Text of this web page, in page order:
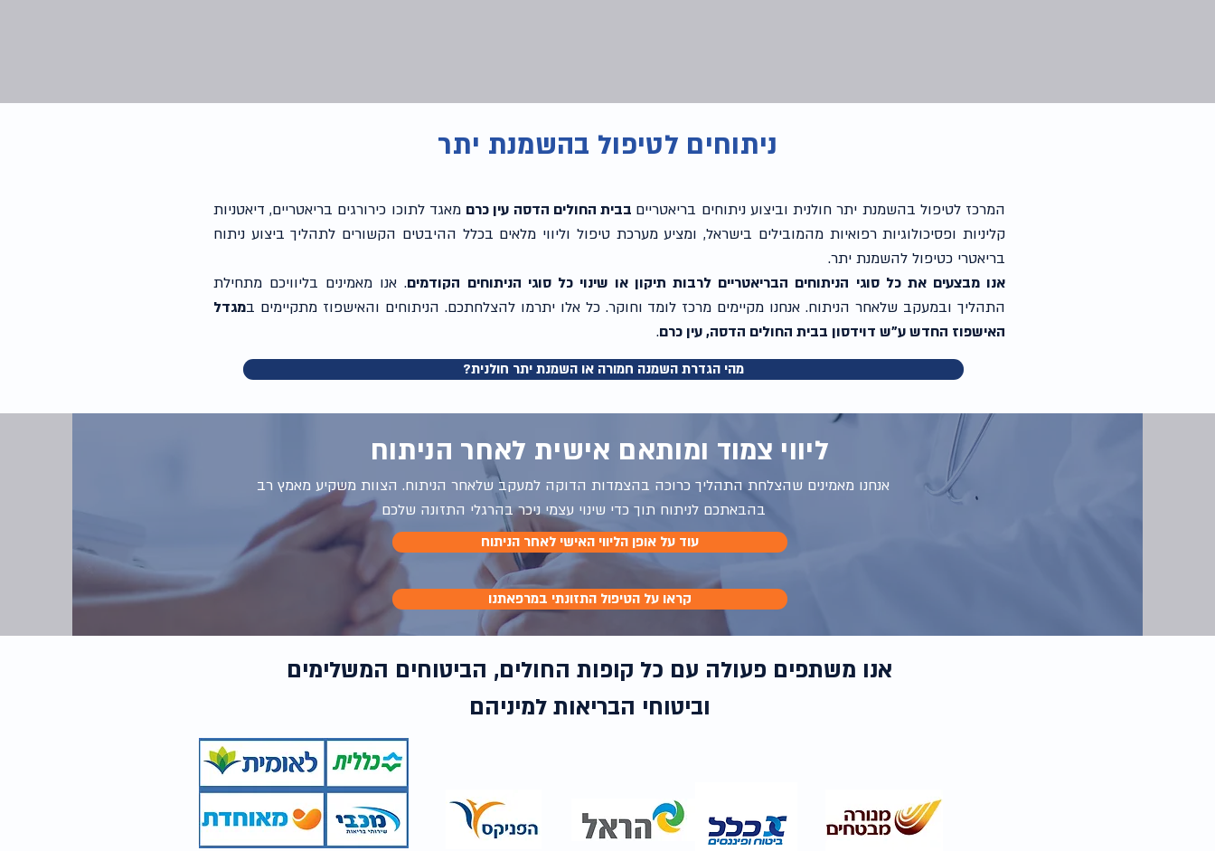
ניתוחים לטיפול בהשמנת יתר
המרכז לטיפול בהשמנת יתר חולנית וביצוע ניתוחים בריאטריים בבית החולים הדסה עין כרם מאגד לתוכו כירורגים בריאטריים, דיאטניות
קליניות ופסיכולוגיות רפואיות מהמובילים בישראל, ומציע מערכת טיפול וליווי מלאים בכלל ההיבטים הקשורים לתהליך ביצוע ניתוח
בריאטרי כטיפול להשמנת יתר.
אנו מבצעים את כל סוגי הניתוחים הבריאטריים לרבות תיקון או שינוי כל סוגי הניתוחים הקודמים. אנו מאמינים בליוויכם מתחילת
התהליך ובמעקב שלאחר הניתוח. אנחנו מקיימים מרכז לומד וחוקר. כל אלו יתרמו להצלחתכם. הניתוחים והאישפוז מתקיימים במגדל
האישפוז החדש ע"ש דוידסון בבית החולים הדסה, עין כרם.
?מהי הגדרת השמנה חמורה או השמנת יתר חולנית
ליווי צמוד ומותאם אישית לאחר הניתוח
אנחנו מאמינים שהצלחת התהליך כרוכה בהצמדות הדוקה למעקב שלאחר הניתוח. הצוות משקיע מאמץ רב
בהבאתכם לניתוח תוך כדי שינוי עצמי ניכר בהרגלי התזונה שלכם
עוד על אופן הליווי האישי לאחר הניתוח
קראו על הטיפול התזונתי במרפאתנו
אנו משתפים פעולה עם כל קופות החולים, הביטוחים המשלימים
וביטוחי הבריאות למיניהם